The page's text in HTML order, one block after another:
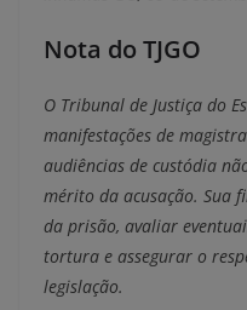
Nota do TJGO
O Tribunal de Justiça do
manifestações de
audiências de custódia
mérito da acusação. Sua
da prisão, avaliar
tortura e assegurar o
legislação.